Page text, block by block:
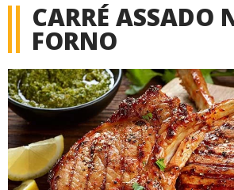
CARRÉ ASSADO
FORNO